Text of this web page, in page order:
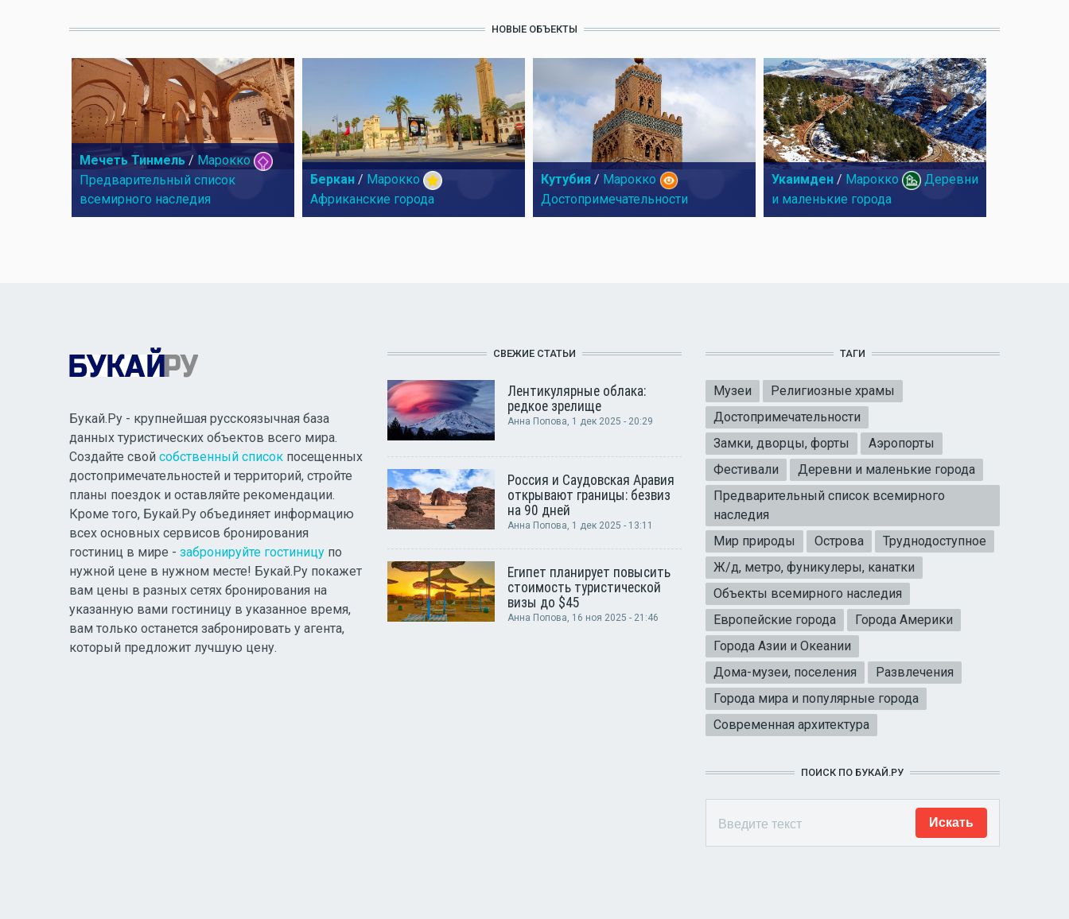
НОВЫЕ ОБЪЕКТЫ
Мечеть Тинмель / Марокко
Предварительный список
всемирного наследия
Беркан / Марокко
Африканские города
Кутубия / Марокко
Достопримечательности
Укаимден / Марокко
Деревни
и маленькие города
Букай.Ру - крупнейшая русскоязычная база
данных туристических объектов всего мира.
Создайте свой собственный список посещенных
достопримечательностей и территорий, стройте
планы поездок и оставляйте рекомендации.
Кроме того, Букай.Ру объединяет информацию
всех основных сервисов бронирования
гостиниц в мире - забронируйте гостиницу по
нужной цене в нужном месте! Букай.Ру покажет
вам цены в разных сетях бронирования на
указанную вами гостиницу в указанное время,
вам только останется забронировать у агента,
который предложит лучшую цену.
СВЕЖИЕ СТАТЬИ
Лентикулярные облака:
редкое зрелище
Анна Попова, 1 дек 2025 - 20:29
Россия и Саудовская Аравия
открывают границы: безвиз
на 90 дней
Анна Попова, 1 дек 2025 - 13:11
Египет планирует повысить
стоимость туристической
визы до $45
Анна Попова, 16 ноя 2025 - 21:46
ТАГИ
Музеи
Религиозные храмы
Достопримечательности
Замки, дворцы, форты
Аэропорты
Фестивали
Деревни и маленькие города
Предварительный список всемирного
наследия
Мир природы
Острова
Труднодоступное
Ж/д, метро, фуникулеры, канатки
Объекты всемирного наследия
Европейские города
Города Америки
Города Азии и Океании
Дома-музеи, поселения
Развлечения
Города мира и популярные города
Современная архитектура
ПОИСК ПО БУКАЙ.РУ